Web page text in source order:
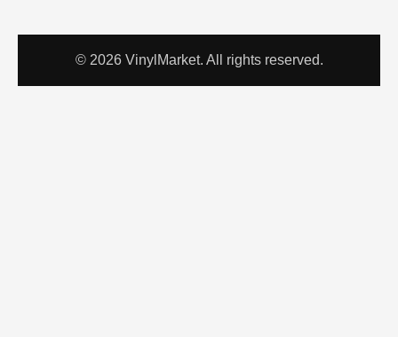
© 2026 VinylMarket. All rights reserved.